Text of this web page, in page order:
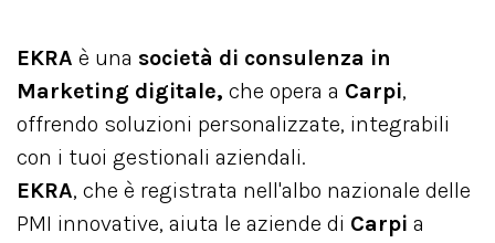
EKRA è una società di consulenza in
Marketing digitale, che opera a Carpi,
offrendo soluzioni personalizzate, integrabili
con i tuoi gestionali aziendali.
EKRA, che è registrata nell'albo nazionale delle
PMI innovative, aiuta le aziende di Carpi a